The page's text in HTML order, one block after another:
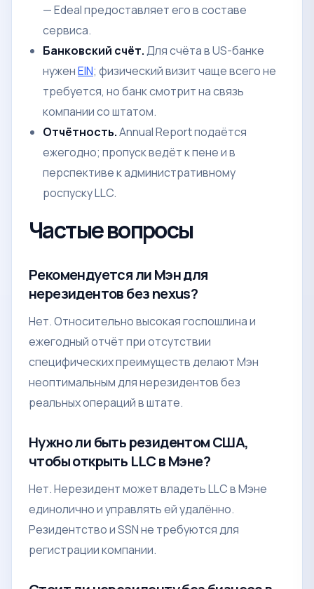
— Edeal предоставляет его в составе
сервиса.
Банковский счёт.Для счёта в US-банке
нуженEIN; физический визит чаще всего не
требуется, но банк смотрит на связь
компании со штатом.
Отчётность.Annual Report подаётся
ежегодно; пропуск ведёт к пене и в
перспективе к административному
роспуску LLC.
Частые вопросы
Рекомендуется ли Мэн для
нерезидентов без nexus?
Нет. Относительно высокая госпошлина и
ежегодный отчёт при отсутствии
специфических преимуществ делают Мэн
неоптимальным для нерезидентов без
реальных операций в штате.
Нужно ли быть резидентом США,
чтобы открыть LLC в Мэне?
Нет. Нерезидент может владеть LLC в Мэне
единолично и управлять ей удалённо.
Резидентство и SSN не требуются для
регистрации компании.